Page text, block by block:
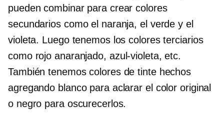
pueden combinar para crear colores
secundarios como el naranja, el verde y el
violeta. Luego tenemos los colores terciarios
como rojo anaranjado, azul-violeta, etc.
También tenemos colores de tinte hechos
agregando blanco para aclarar el color original
o negro para oscurecerlos.